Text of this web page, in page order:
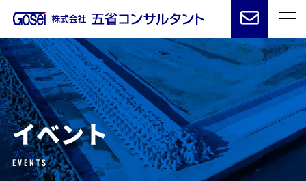
イベント
EVENTS